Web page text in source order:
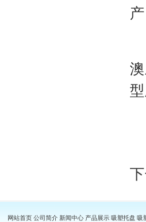
下
网站首页 公司简介 新闻中心 产品展示 吸塑托盘 吸